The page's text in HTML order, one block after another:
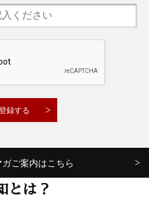
ご案内はこちら
とは？